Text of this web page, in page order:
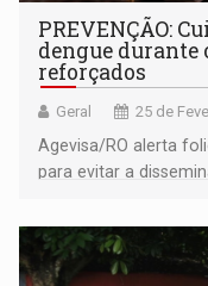
PREVENÇÃO:
dengue durante
reforçados
Geral 25 de
Agevisa/RO alerta
para evitar a